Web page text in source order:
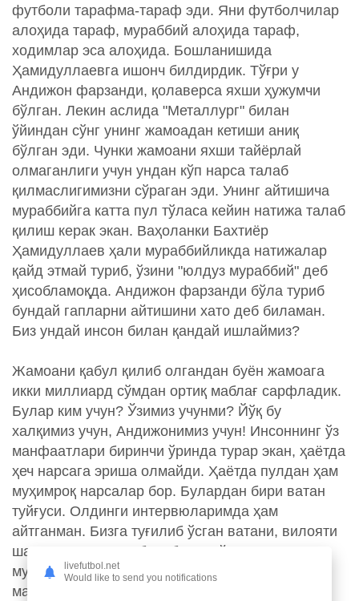
футболи тарафма-тараф эди. Яни футболчилар
алоҳида тараф, мураббий алоҳида тараф,
ходимлар эса алоҳида. Бошланишида
Ҳамидуллаевга ишонч билдирдик. Тўғри у
Андижон фарзанди, қолаверса яхши ҳужумчи
бўлган. Лекин аслида "Металлург" билан
ўйиндан сўнг унинг жамоадан кетиши аниқ
бўлган эди. Чунки жамоани яхши тайёрлай
олмаганлиги учун ундан кўп нарса талаб
қилмаслигимизни сўраган эди. Унинг айтишича
мураббийга катта пул тўласа кейин натижа талаб
қилиш керак экан. Ваҳоланки Бахтиёр
Ҳамидуллаев ҳали мураббийликда натижалар
қайд этмай туриб, ўзини "юлдуз мураббий" деб
ҳисобламоқда. Андижон фарзанди бўла туриб
бундай гапларни айтишини хато деб биламан.
Биз ундай инсон билан қандай ишлаймиз?
Жамоани қабул қилиб олгандан буён жамоага
икки миллиард сўмдан ортиқ маблағ сарфладик.
Булар ким учун? Ўзимиз учунми? Йўқ бу
халқимиз учун, Андижонимиз учун! Инсоннинг ўз
манфаатлари биринчи ўринда турар экан, ҳаётда
ҳеч нарсага эриша олмайди. Ҳаётда пулдан ҳам
муҳимроқ нарсалар бор. Булардан бири ватан
туйғуси. Олдинги интервюларимда ҳам
айтганман. Бизга туғилиб ўсган ватани, вилояти
шани учун жонини бериб ишлайдиган
мутахассислар керак эди. Футболчилар
масаласига келсак, мен йигитларни анча
livefutbol.net
Would like to send you notifications